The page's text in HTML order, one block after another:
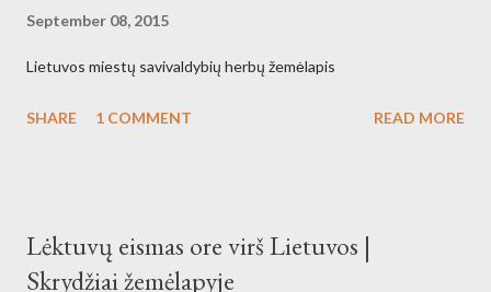
September 08, 2015
Lietuvos miestų savivaldybių herbų žemėlapis
SHARE 1 COMMENT READ MORE
Lėktuvų eismas ore virš Lietuvos |
Skrydžiai žemėlapyje